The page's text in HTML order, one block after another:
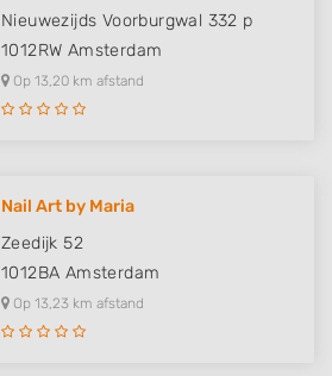
Nieuwezijds Voorburgwal 332 p
1012RW Amsterdam
Op 13,20 km afstand
Nail Art by Maria
Zeedijk 52
1012BA Amsterdam
Op 13,23 km afstand